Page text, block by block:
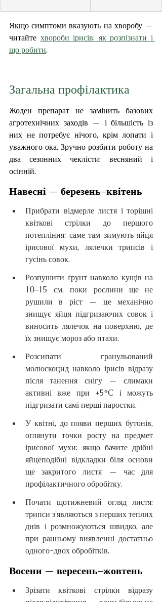
Якщо симптоми вказують на хворобу —
читайте хвороби ірисів: як розпізнати і
що робити.
Загальна профілактика
Жоден препарат не замінить базових
агротехнічних заходів — і більшість із
них не потребує нічого, крім лопати і
уважного ока. Зручно розбити роботу на
два сезонних чеклісти: весняний і
осінній.
Навесні — березень–квітень
Прибрати відмерле листя і торішні
квіткові стрілки до першого
потепління: саме там зимують яйця
ірисової мухи, лялечки трипсів і
гусінь совок.
Розпушити ґрунт навколо кущів на
10–15 см, поки рослини ще не
рушили в ріст — це механічно
знищує яйця підгризаючих совок і
виносить лялечок на поверхню, де
їх знищує мороз або птахи.
Розсипати гранульований
молюскоцид навколо ірисів відразу
після танення снігу — слимаки
активні вже при +5°C і можуть
підгризати самі перші паростки.
У квітні, до появи перших бутонів,
оглянути точки росту на предмет
ірисової мухи: якщо бачите дрібні
яйцеподібні відкладки біля основи
ще закритого листя — час для
профілактичного обробітку.
Почати щотижневий огляд листя:
трипси з'являються з перших теплих
днів і розмножуються швидко, але
при ранньому виявленні достатньо
одного-двох обробітків.
Восени — вересень–жовтень
Зрізати квіткові стрілки відразу